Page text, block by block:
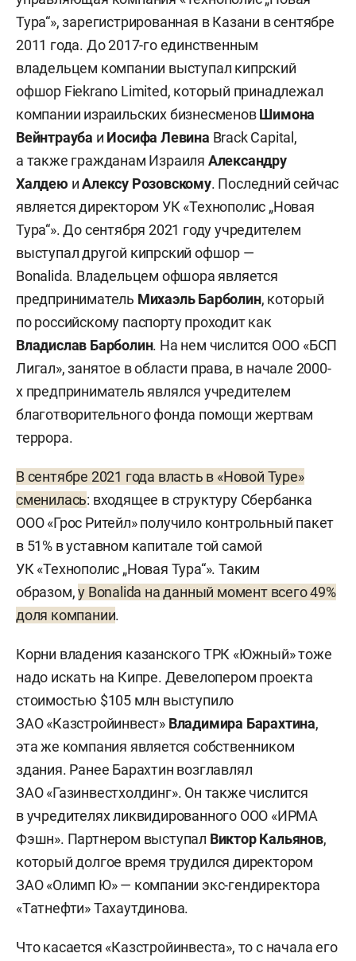
Тура“», зарегистрированная в Казани в сентябре
2011 года. До 2017-го единственным
владельцем компании выступал кипрский
офшор Fiekrano Limited, который принадлежал
компании израильских бизнесменовШимона
Вейнтрауба и Иосифа Левина Brack Capital,
а также гражданам Израиля Александру
Халдею иАлексу Розовскому. Последний сейчас
является директором УК «Технополис „Новая
Тура“». До сентября 2021 году учредителем
выступал другой кипрский офшор —
Bonalida. Владельцем офшора является
предприниматель Михаэль Барболин, который
по российскому паспорту проходит как
Владислав Барболин. На нем числится ООО «БСП
Лигал», занятое в области права, в начале 2000-
х предприниматель являлся учредителем
благотворительного фонда помощи жертвам
террора.
В сентябре 2021 года власть в «Новой Туре»
сменилась: входящее в структуру Сбербанка
ООО «Грос Ритейл» получило контрольный пакет
в 51% в уставном капитале той самой
УК «Технополис „Новая Тура“». Таким
образом,у Bonalida на данный момент всего 49%
доля компании.
Корни владения казанского ТРК «Южный» тоже
надо искать на Кипре. Девелопером проекта
стоимостью $105 млн выступило
ЗАО «Казстройинвест» Владимира Барахтина,
эта же компания является собственником
здания. Ранее Барахтин возглавлял
ЗАО «Газинвестхолдинг». Он также числится
в учредителях ликвидированного ООО «ИРМА
Фэшн». Партнером выступал Виктор Кальянов,
который долгое время трудился директором
ЗАО «Олимп Ю» — компании экс-гендиректора
«Татнефти» Тахаутдинова.
Что касается «Казстройинвеста», то с начала его